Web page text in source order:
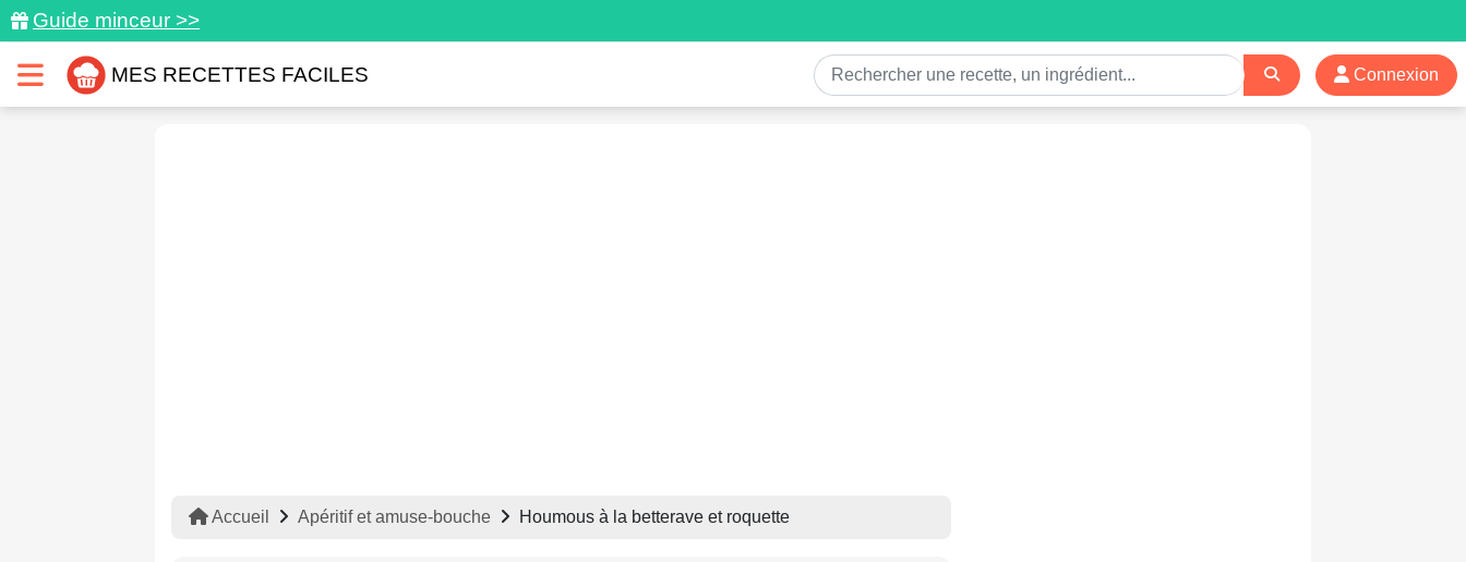
Guide minceur >>
MES RECETTES FACILES Connexion
Accueil Apéritif et amuse-bouche Houmous à la betterave et roquette